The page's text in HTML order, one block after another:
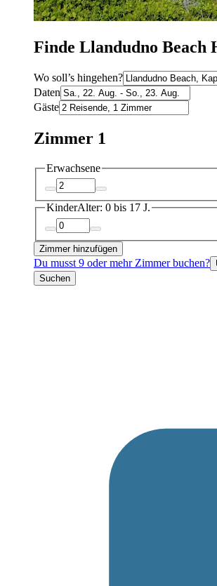
Finde Llandudno Beach
Wo soll’s hingehen?
Daten
Gäste
Zimmer 1
Erwachsene
KinderAlter: 0 bis 17 J.
Zimmer hinzufügen
Du musst 9 oder mehr Zimmer buchen?
Suchen